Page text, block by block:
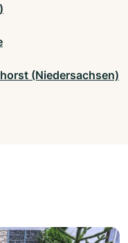
(Niedersachsen)